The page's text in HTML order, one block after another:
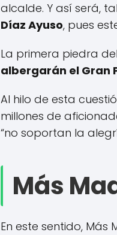
alcalde. Y así será,
Díaz Ayuso, pues
La primera piedra
albergarán el Gran
Al hilo de esta
millones de
“no soportan la
Más
En este sentido,